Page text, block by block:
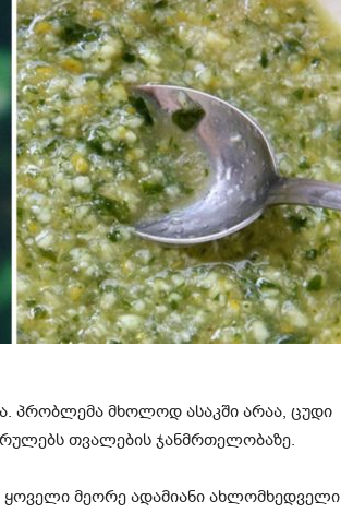
პრობლემა მხოლოდ ასაკში არაა, ცუდი
თვალების ჯანმრთელობაზე.
მეორე ადამიანი ახლომხედველი